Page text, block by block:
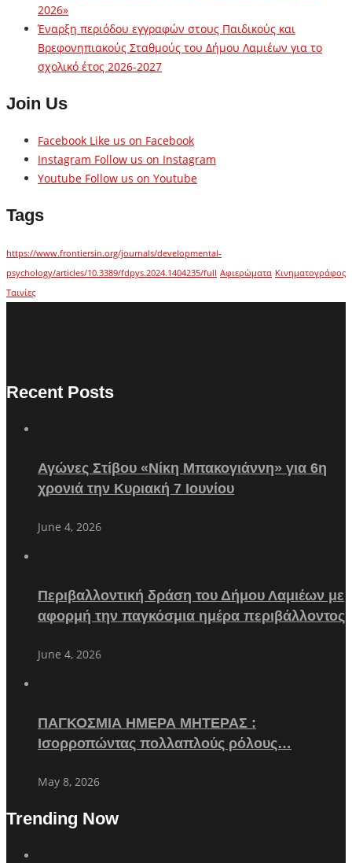
2026»
Έναρξη περιόδου εγγραφών στους Παιδικούς και
Βρεφονηπιακούς Σταθμούς του Δήμου Λαμιέων για το
σχολικό έτος 2026-2027
Join Us
Facebook Like us on Facebook
Instagram Follow us on Instagram
Youtube Follow us on Youtube
Tags
https://www.frontiersin.org/journals/developmental-
psychology/articles/10.3389/fdpys.2024.1404235/full Αφιερώματα Κινηματογράφος
Ταινίες
Recent Posts
Αγώνες Στίβου «Νίκη Μπακογιάννη» για 6η
χρονιά την Κυριακή 7 Ιουνίου
June 4, 2026
Περιβαλλοντική δράση του Δήμου Λαμιέων με
αφορμή την παγκόσμια ημέρα περιβάλλοντος
June 4, 2026
ΠΑΓΚΟΣΜΙΑ ΗΜΕΡΑ ΜΗΤΕΡΑΣ :
Ισορροπώντας πολλαπλούς ρόλους…
May 8, 2026
Trending Now